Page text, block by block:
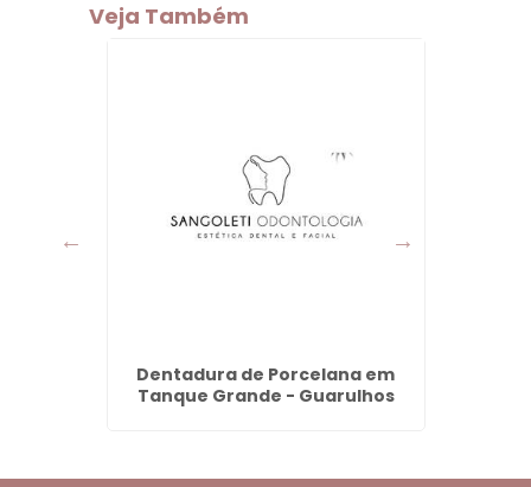
Veja Também
Dentadura de Porcelana em
Tanque Grande - Guarulhos